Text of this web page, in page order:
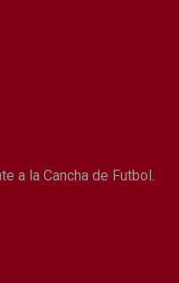
a la Cancha de Futbol.